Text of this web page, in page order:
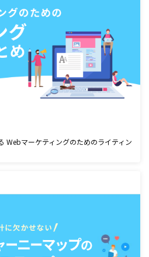
Webマーケティングのためのライティン